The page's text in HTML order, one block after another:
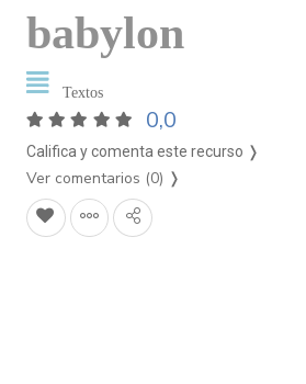
babylon
Textos
0,0
Califica y comenta este recurso ❭
Ver comentarios (0) ❭